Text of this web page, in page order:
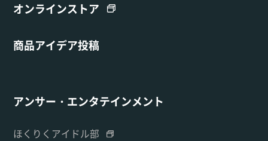
オンラインストア
商品アイデア投稿
アンサー・エンタテインメント
ほくりくアイドル部